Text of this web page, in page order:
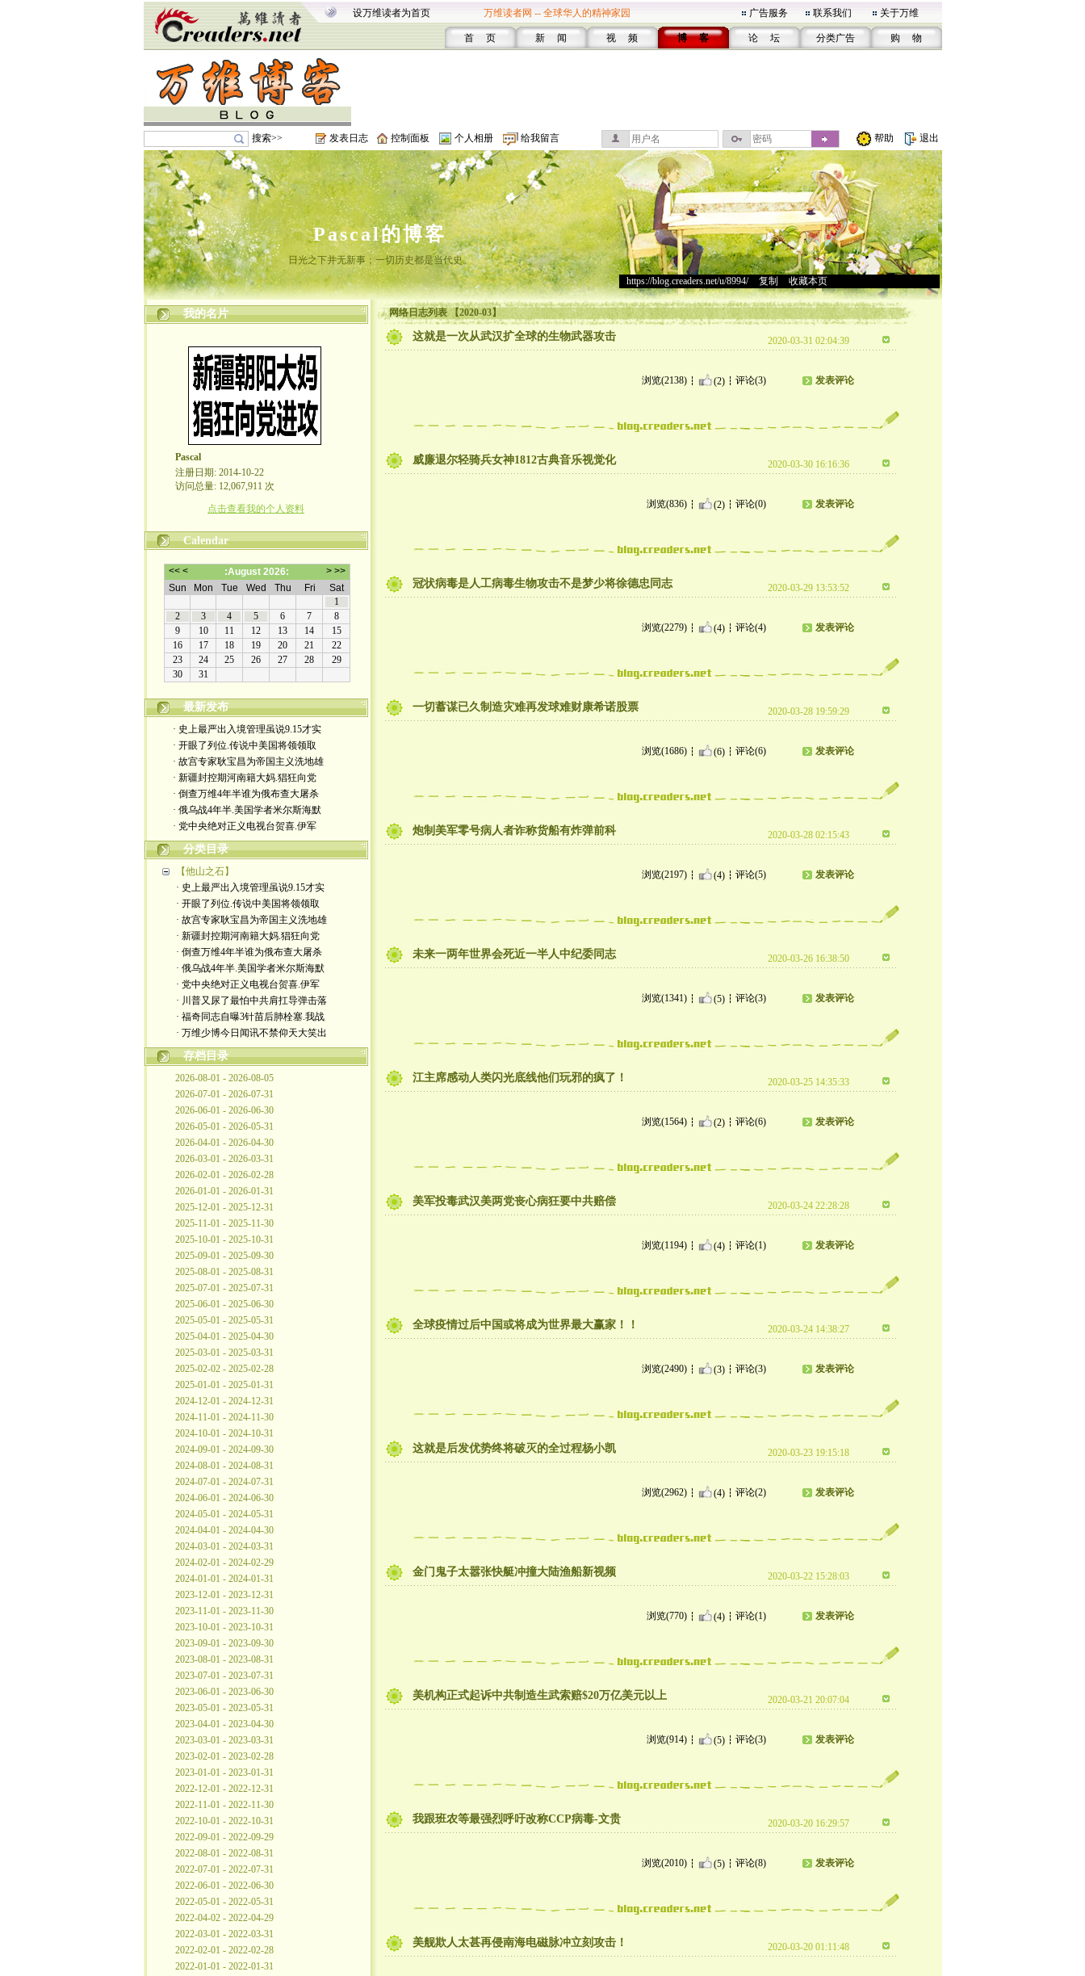
设万维读者为首页 万维读者网 -- 全球华人的精神家园 广告服务 联系我们 关于万维
首 页 新 闻 视 频 博 客 论 坛 分类广告 购 物
搜索>> 发表日志 控制面板 个人相册 给我留言 帮助 退出
Pascal的博客
日光之下并无新事；一切历史都是当代史。
https://blog.creaders.net/u/8994/> 复制 收藏本页
我的名片
Pascal
注册日期: 2014-10-22
访问总量: 12,067,911 次
点击查看我的个人资料
Calendar
最新发布
· 史上最严出入境管理虽说9.15才实
· 开眼了列位.传说中美国将领领取
· 故宫专家耿宝昌为帝国主义洗地雄
· 新疆封控期河南籍大妈.猖狂向党
· 倒查万维4年半谁为俄布查大屠杀
· 俄乌战4年半.美国学者米尔斯海默
· 党中央绝对正义电视台贺喜.伊军
分类目录
【他山之石】
· 史上最严出入境管理虽说9.15才实
· 开眼了列位.传说中美国将领领取
· 故宫专家耿宝昌为帝国主义洗地雄
· 新疆封控期河南籍大妈.猖狂向党
· 倒查万维4年半谁为俄布查大屠杀
· 俄乌战4年半.美国学者米尔斯海默
· 党中央绝对正义电视台贺喜.伊军
· 川普又尿了最怕中共肩扛导弹击落
· 福奇同志自曝3针苗后肺栓塞.我战
· 万维少博今日闻讯不禁仰天大笑出
存档目录
2026-08-01 - 2026-08-05
2026-07-01 - 2026-07-31
2026-06-01 - 2026-06-30
2026-05-01 - 2026-05-31
2026-04-01 - 2026-04-30
2026-03-01 - 2026-03-31
2026-02-01 - 2026-02-28
2026-01-01 - 2026-01-31
2025-12-01 - 2025-12-31
2025-11-01 - 2025-11-30
2025-10-01 - 2025-10-31
2025-09-01 - 2025-09-30
2025-08-01 - 2025-08-31
2025-07-01 - 2025-07-31
2025-06-01 - 2025-06-30
2025-05-01 - 2025-05-31
2025-04-01 - 2025-04-30
2025-03-01 - 2025-03-31
2025-02-02 - 2025-02-28
2025-01-01 - 2025-01-31
2024-12-01 - 2024-12-31
2024-11-01 - 2024-11-30
2024-10-01 - 2024-10-31
2024-09-01 - 2024-09-30
2024-08-01 - 2024-08-31
2024-07-01 - 2024-07-31
2024-06-01 - 2024-06-30
2024-05-01 - 2024-05-31
2024-04-01 - 2024-04-30
2024-03-01 - 2024-03-31
2024-02-01 - 2024-02-29
2024-01-01 - 2024-01-31
2023-12-01 - 2023-12-31
2023-11-01 - 2023-11-30
2023-10-01 - 2023-10-31
2023-09-01 - 2023-09-30
2023-08-01 - 2023-08-31
2023-07-01 - 2023-07-31
2023-06-01 - 2023-06-30
2023-05-01 - 2023-05-31
2023-04-01 - 2023-04-30
2023-03-01 - 2023-03-31
2023-02-01 - 2023-02-28
2023-01-01 - 2023-01-31
2022-12-01 - 2022-12-31
2022-11-01 - 2022-11-30
2022-10-01 - 2022-10-31
2022-09-01 - 2022-09-29
2022-08-01 - 2022-08-31
2022-07-01 - 2022-07-31
2022-06-01 - 2022-06-30
2022-05-01 - 2022-05-31
2022-04-02 - 2022-04-29
2022-03-01 - 2022-03-31
2022-02-01 - 2022-02-28
2022-01-01 - 2022-01-31
网络日志列表 【2020-03】
这就是一次从武汉扩全球的生物武器攻击 2020-03-31 02:04:39
浏览(2138) (2) 评论(3) 发表评论
威廉退尔轻骑兵女神1812古典音乐视觉化 2020-03-30 16:16:36
浏览(836) (2) 评论(0) 发表评论
冠状病毒是人工病毒生物攻击不是梦少将徐德忠同志 2020-03-29 13:53:52
浏览(2279) (4) 评论(4) 发表评论
一切蓄谋已久制造灾难再发球难财康希诺股票 2020-03-28 19:59:29
浏览(1686) (6) 评论(6) 发表评论
炮制美军零号病人者诈称货船有炸弹前科 2020-03-28 02:15:43
浏览(2197) (4) 评论(5) 发表评论
未来一两年世界会死近一半人中纪委同志 2020-03-26 16:38:50
浏览(1341) (5) 评论(3) 发表评论
江主席感动人类闪光底线他们玩邪的疯了！ 2020-03-25 14:35:33
浏览(1564) (2) 评论(6) 发表评论
美军投毒武汉美两党丧心病狂要中共赔偿 2020-03-24 22:28:28
浏览(1194) (4) 评论(1) 发表评论
全球疫情过后中国或将成为世界最大赢家！！ 2020-03-24 14:38:27
浏览(2490) (3) 评论(3) 发表评论
这就是后发优势终将破灭的全过程杨小凯 2020-03-23 19:15:18
浏览(2962) (4) 评论(2) 发表评论
金门鬼子太嚣张快艇冲撞大陆渔船新视频 2020-03-22 15:28:03
浏览(770) (4) 评论(1) 发表评论
美机构正式起诉中共制造生武索赔$20万亿美元以上 2020-03-21 20:07:04
浏览(914) (5) 评论(3) 发表评论
我跟班农等最强烈呼吁改称CCP病毒-文贵 2020-03-20 16:29:57
浏览(2010) (5) 评论(8) 发表评论
美舰欺人太甚再侵南海电磁脉冲立刻攻击！ 2020-03-20 01:11:48